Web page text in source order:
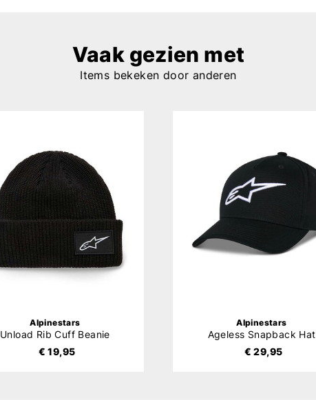
Vaak gezien met
Items bekeken door anderen
Alpinestars
Unload Rib Cuff Beanie
€ 19,95
Alpinestars
Ageless Snapback Hat
€ 29,95